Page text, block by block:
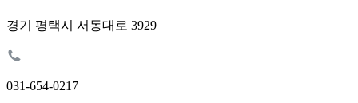
경기 평택시 서동대로 3929
031-654-0217